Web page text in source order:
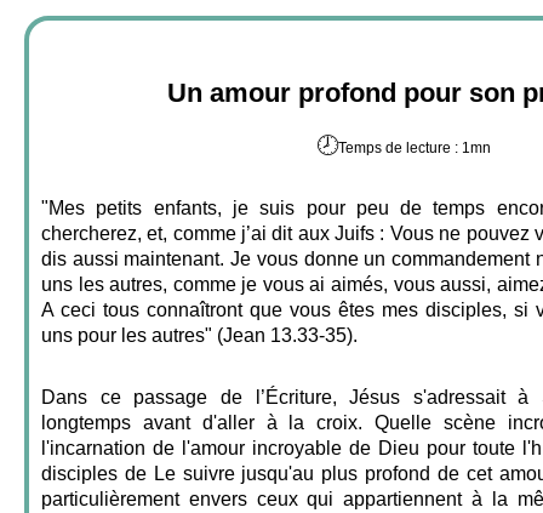
Un amour profond pour son
🕗Temps de lecture : 1mn
"Mes petits enfants, je suis pour peu de temps
chercherez, et, comme j’ai dit aux Juifs : Vous ne pouvez
dis aussi maintenant. Je vous donne un commandement
uns les autres, comme je vous ai aimés, vous aussi,
A ceci tous connaîtront que vous êtes mes disciples, si
uns pour les autres" (Jean 13.33-35).
Dans ce passage de l’Écriture, Jésus s'adressait
longtemps avant d'aller à la croix. Quelle scène
l'incarnation de l'amour incroyable de Dieu pour toute
disciples de Le suivre jusqu'au plus profond de cet
particulièrement envers ceux qui appartiennent à la